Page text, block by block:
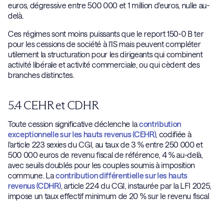
euros, dégressive entre 500 000 et 1 million d'euros, nulle au-
delà.
Ces régimes sont moins puissants que le report 150-0 B ter
pour les cessions de société à l'IS mais peuvent compléter
utilement la structuration pour les dirigeants qui combinent
activité libérale et activité commerciale, ou qui cèdent des
branches distinctes.
5.4 CEHR et CDHR
Toute cession significative déclenche lacontribution
exceptionnelle sur les hauts revenus (CEHR), codifiée à
l'article 223 sexies du CGI, au taux de 3 % entre 250 000 et
500 000 euros de revenu fiscal de référence, 4 % au-delà,
avec seuils doublés pour les couples soumis à imposition
commune. Lacontribution différentielle sur les hauts
revenus (CDHR), article 224 du CGI, instaurée par la LFI 2025,
impose un taux effectif minimum de 20 % sur le revenu fiscal